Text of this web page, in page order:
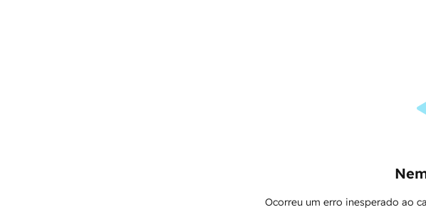
Ocorreu um erro inesperado ao